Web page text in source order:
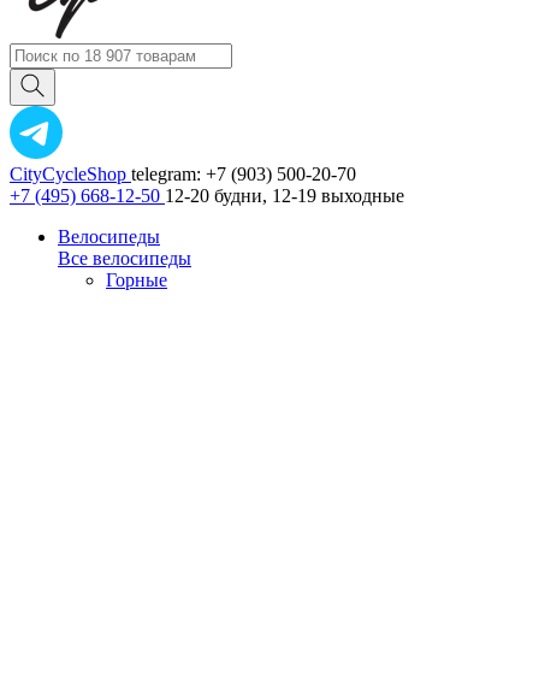
CityCycleShop telegram: +7 (903) 500-20-70
+7 (495) 668-12-50 12-20 будни, 12-19 выходные
Велосипеды
Все велосипеды
Горные